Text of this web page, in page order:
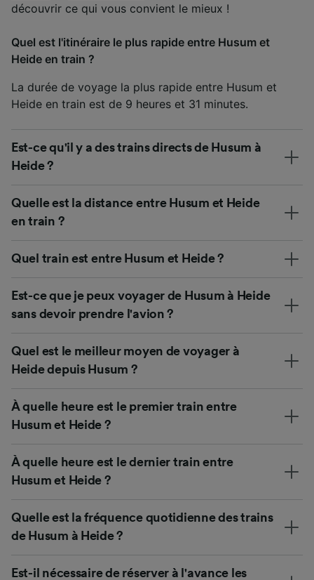
découvrir ce qui vous convient le mieux !
Quel est l'itinéraire le plus rapide entre Husum et
Heide en train ?
La durée de voyage la plus rapide entre Husum et
Heide en train est de 9 heures et 31 minutes.
Est-ce qu'il y a des trains directs de Husum à
Heide ?
Quelle est la distance entre Husum et Heide
en train ?
Quel train est entre Husum et Heide ?
Est-ce que je peux voyager de Husum à Heide
sans devoir prendre l'avion ?
Quel est le meilleur moyen de voyager à
Heide depuis Husum ?
À quelle heure est le premier train entre
Husum et Heide ?
À quelle heure est le dernier train entre
Husum et Heide ?
Quelle est la fréquence quotidienne des trains
de Husum à Heide ?
Est-il nécessaire de réserver à l'avance les